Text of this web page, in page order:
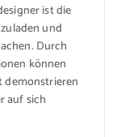
ist die
und
Durch
können
demonstrieren
auf sich